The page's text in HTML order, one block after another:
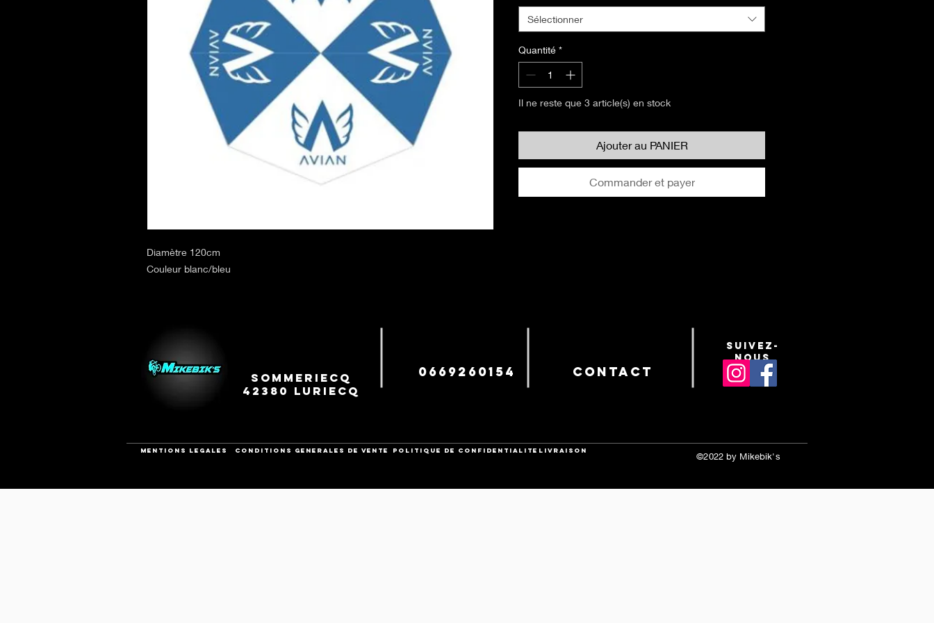
Diamètre 120cm
Couleur blanc/bleu
Sélectionner
Quantité *
Il ne reste que 3 article(s) en stock
Ajouter au PANIER
Commander et payer
contact
suivez-
nous
Sommeriecq
42380 Luriecq
0669260154
Mentions legales CONDITIONS GENERALES DE VENTE Livraison
POLITIQUE DE CONFIDENTIALITE
©2022 by Mikebik's